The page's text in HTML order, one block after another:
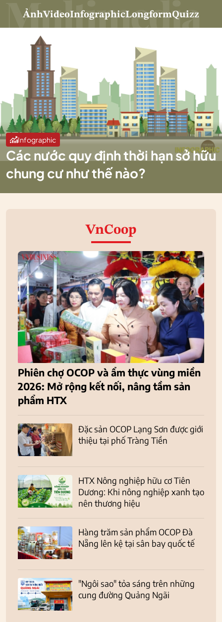
ẢnhVideoInfographicLongformQuizz
Infographic
Các nước quy định thời hạn sở hữu
chung cư như thế nào?
VnCoop
Phiên chợ OCOP và ẩm thực vùng miền
2026: Mở rộng kết nối, nâng tầm sản
phẩm HTX
Đặc sản OCOP Lạng Sơn được giới
thiệu tại phố Tràng Tiền
HTX Nông nghiệp hữu cơ Tiên
Dương: Khi nông nghiệp xanh tạo
nên thương hiệu
Hàng trăm sản phẩm OCOP Đà
Nẵng lên kệ tại sân bay quốc tế
"Ngôi sao" tỏa sáng trên những
cung đường Quảng Ngãi